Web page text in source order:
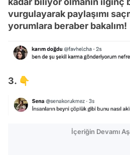
vurgulayarak paylaşımı
yorumlara beraber bakalım!
3. 👇
İçeriğin Devamı